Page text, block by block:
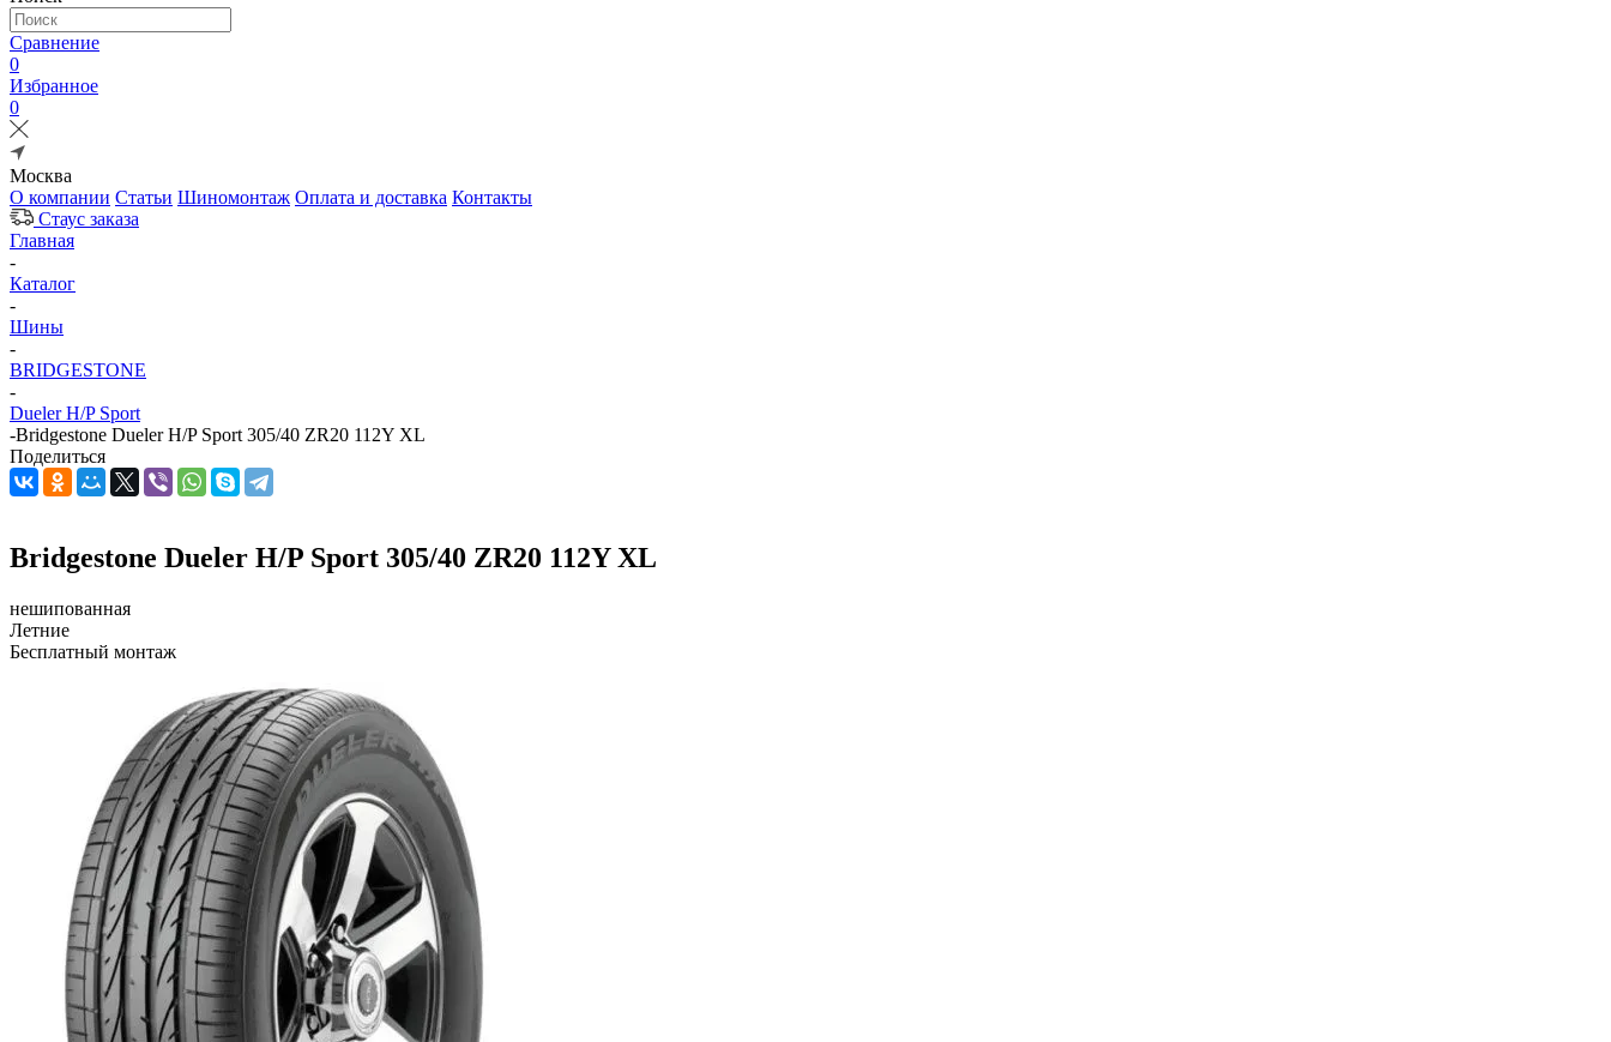
Сравнение
0
Избранное
0
Москва
О компании Статьи Шиномонтаж Оплата и доставка Контакты
Стаус заказа
Главная
-
Каталог
-
Шины
-
BRIDGESTONE
-
Dueler H/P Sport
-Bridgestone Dueler H/P Sport 305/40 ZR20 112Y XL
Поделиться
Bridgestone Dueler H/P Sport 305/40 ZR20 112Y XL
нешипованная
Летние
Бесплатный монтаж